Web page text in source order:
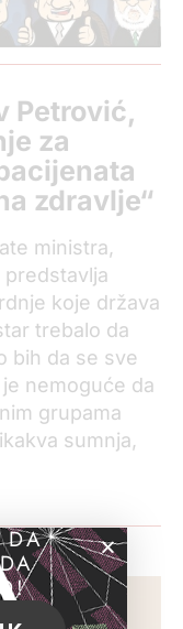
Petrović,
za
zdravlje“
ministra,
koje država
trebalo da
bih da se sve
nemoguće da
grupama
sumnja,
DA